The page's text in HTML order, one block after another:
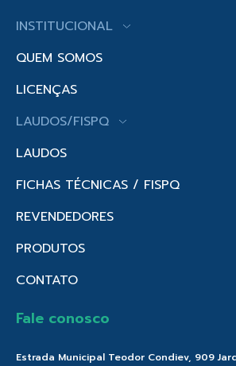
INSTITUCIONAL
QUEM SOMOS
LICENÇAS
LAUDOS/FISPQ
LAUDOS
FICHAS TÉCNICAS / FISPQ
REVENDEDORES
PRODUTOS
CONTATO
Fale conosco
Estrada Municipal Teodor Condiev, 909